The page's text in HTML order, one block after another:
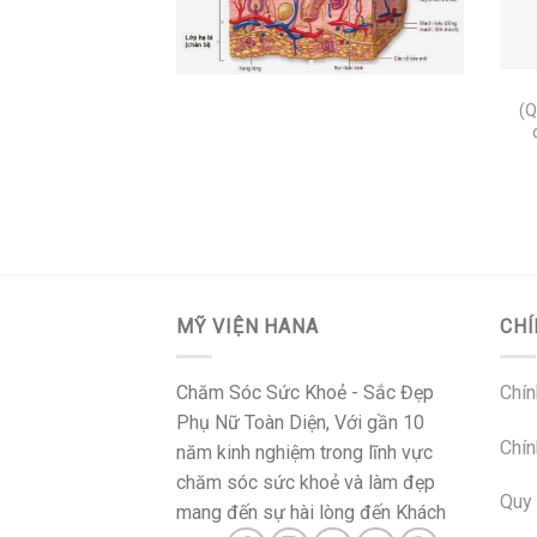
MỸ VIỆN HANA
Chăm Sóc Sức Khoẻ - Sắc Đẹp
Phụ Nữ Toàn Diện, Với gần 10
năm kinh nghiệm trong lĩnh vực
chăm sóc sức khoẻ và làm đẹp
mang đến sự hài lòng đến Khách